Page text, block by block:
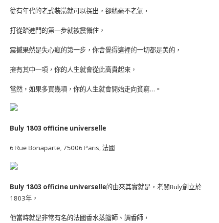
從有年代的老式裝潢就可以探出，卻絲毫不老氣，
打從踏進門的第一步就被震懾住，
震撼果然是失心瘋的第一步，你會覺得這裡的一切都是美的，
擁有其中一項，你的人生就會從此高貴起來，
當然，如果多買幾項，你的人生就會開始走向貧窮…。
Buly 1803 officine universelle
6 Rue Bonaparte, 75006 Paris, 法國
Buly 1803 officine universelle的由來其實就是，老闆Buly創立於
1803年，
他當時就是非常有名的法國香水蒸餾師、調香師，